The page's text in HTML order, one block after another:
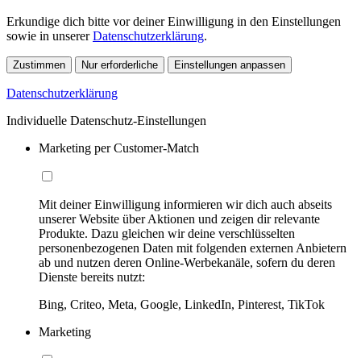
Erkundige dich bitte vor deiner Einwilligung in den Einstellungen
sowie in unsererDatenschutzerklärung.
Zustimmen Nur erforderliche Einstellungen anpassen
Datenschutzerklärung
Individuelle Datenschutz-Einstellungen
Marketing per Customer-Match
Mit deiner Einwilligung informieren wir dich auch abseits
unserer Website über Aktionen und zeigen dir relevante
Produkte. Dazu gleichen wir deine verschlüsselten
personenbezogenen Daten mit folgenden externen Anbietern
ab und nutzen deren Online-Werbekanäle, sofern du deren
Dienste bereits nutzt:
Bing, Criteo, Meta, Google, LinkedIn, Pinterest, TikTok
Marketing